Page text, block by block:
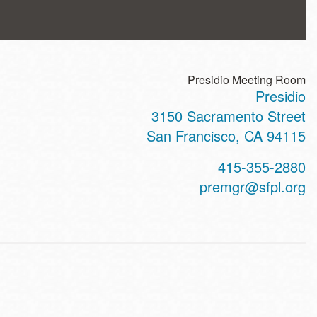
Presidio Meeting Room
Presidio
3150 Sacramento Street
San Francisco, CA 94115
415-355-2880
premgr@sfpl.org